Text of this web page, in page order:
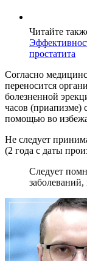
Читайте
простатита
Согласно
переносится
болезненной
часов (приапизме)
помощью во
Не следует
(2 года с даты
Следует